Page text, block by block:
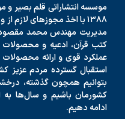
موسسه انتشاراتی قلم بصیر و
۱۳۸۸ با اخذ مجوزهای
مدیریت مهندس محمد
کتب قرآن، ادعیه و محصولات
عملکرد قوی و ارائه محصولات
استقبال گسترده مردم عزیز
بتوانیم همچون گذشته،
کشورمان باشیم و سال‌ها به
ادامه دهیم.